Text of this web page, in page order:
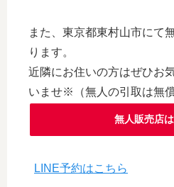
また、東京都東村山市にて
ります。
近隣にお住いの方はぜひお
いませ※（無人の引取は無
無人販売店
LINE予約はこちら